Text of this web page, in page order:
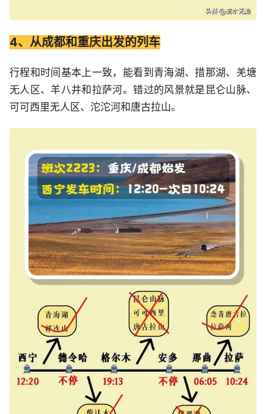
4、从成都和重庆出发的列车
行程和时间基本上一致，能看到青海湖、措那湖、羌塘
无人区、羊八井和拉萨河。错过的风景就是昆仑山脉、
可可西里无人区、沱沱河和唐古拉山。